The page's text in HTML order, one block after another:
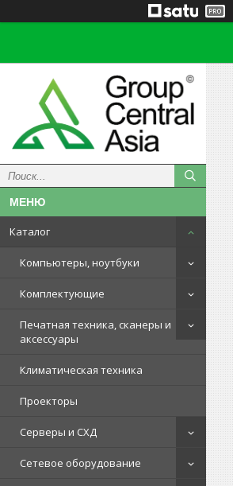
Каталог
Компьютеры, ноутбуки
Комплектующие
Печатная техника, сканеры и
аксессуары
Климатическая техника
Проекторы
Серверы и СХД
Сетевое оборудование